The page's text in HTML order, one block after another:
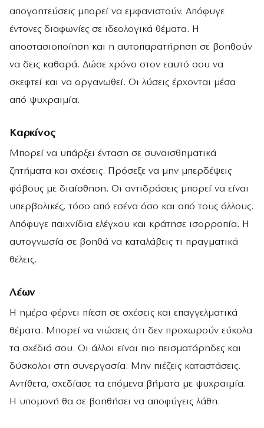
απογοητεύσεις μπορεί να εμφανιστούν. Απόφυγε
έντονες διαφωνίες σε ιδεολογικά θέματα. Η
αποστασιοποίηση και η αυτοπαρατήρηση σε βοηθούν
να δεις καθαρά. Δώσε χρόνο στον εαυτό σου να
σκεφτεί και να οργανωθεί. Οι λύσεις έρχονται μέσα
από ψυχραιμία.
Καρκίνος
Μπορεί να υπάρξει ένταση σε συναισθηματικά
ζητήματα και σχέσεις. Πρόσεξε να μην μπερδέψεις
φόβους με διαίσθηση. Οι αντιδράσεις μπορεί να είναι
υπερβολικές, τόσο από εσένα όσο και από τους άλλους.
Απόφυγε παιχνίδια ελέγχου και κράτησε ισορροπία. Η
αυτογνωσία σε βοηθά να καταλάβεις τι πραγματικά
θέλεις.
Λέων
Η ημέρα φέρνει πίεση σε σχέσεις και επαγγελματικά
θέματα. Μπορεί να νιώσεις ότι δεν προχωρούν εύκολα
τα σχέδιά σου. Οι άλλοι είναι πιο πεισματάρηδες και
δύσκολοι στη συνεργασία. Μην πιέζεις καταστάσεις.
Αντίθετα, σχεδίασε τα επόμενα βήματα με ψυχραιμία.
Η υπομονή θα σε βοηθήσει να αποφύγεις λάθη.